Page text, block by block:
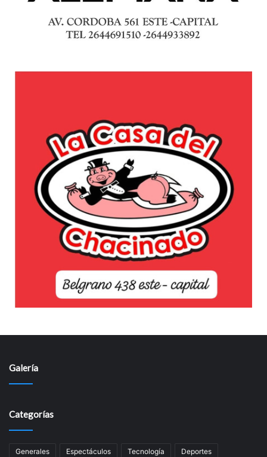
Galería
Categorías
Generales Espectáculos Tecnología Deportes